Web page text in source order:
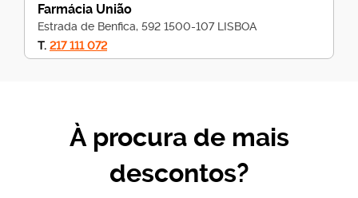
Farmácia União
Estrada de Benfica, 592 1500-107 LISBOA
T. 217 111 072
À procura de mais
descontos?